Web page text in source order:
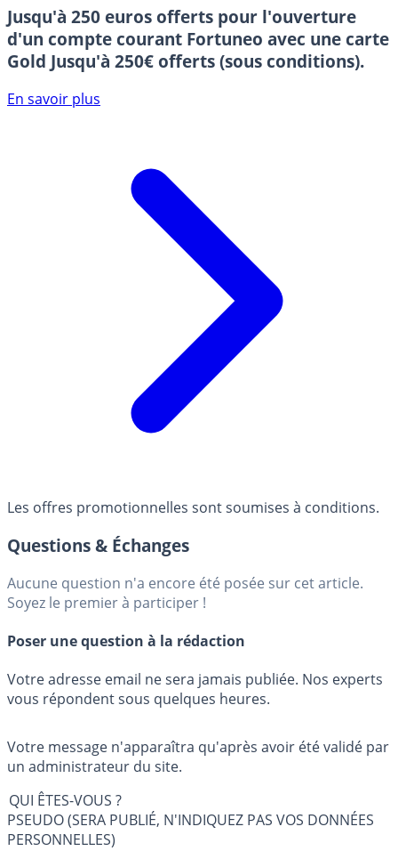
Jusqu'à 250 euros offerts pour l'ouverture
d'un compte courant Fortuneo avec une carte
Gold Jusqu'à 250€ offerts (sous conditions).
En savoir plus
Les offres promotionnelles sont soumises à conditions.
Questions & Échanges
Aucune question n'a encore été posée sur cet article.
Soyez le premier à participer !
Poser une question à la rédaction
Votre adresse email ne sera jamais publiée. Nos experts
vous répondent sous quelques heures.
Votre message n'apparaîtra qu'après avoir été validé par
un administrateur du site.
QUI ÊTES-VOUS ?
PSEUDO (SERA PUBLIÉ, N'INDIQUEZ PAS VOS DONNÉES
PERSONNELLES)